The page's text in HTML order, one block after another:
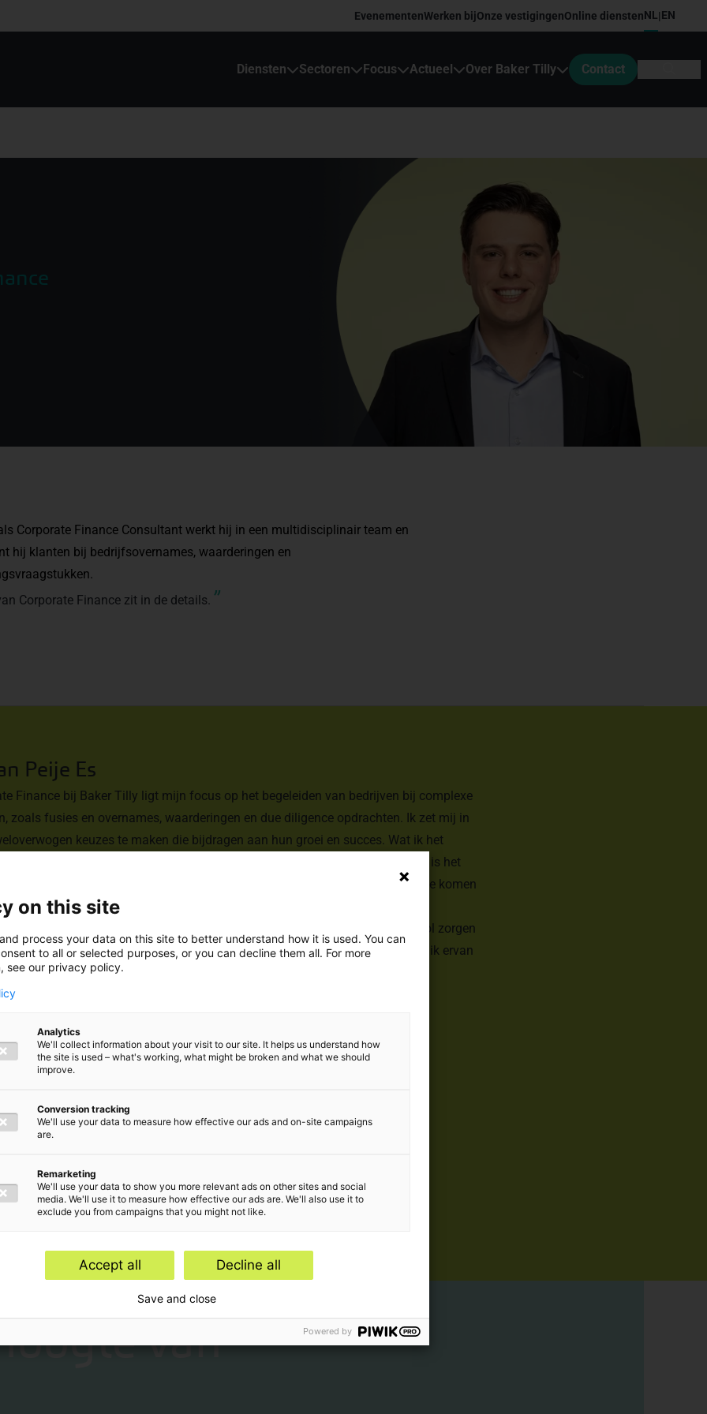
EvenementenWerken bijOnze vestigingenOnline dienstenNL|EN
Diensten Sectoren Focus Actueel Over Baker Tilly Contact
Corporate Finance Consultant werkt hij in een multidisciplinair team en
hij klanten bij bedrijfsovernames, waarderingen en
Corporate Finance zit in de details. ”
Peije Es
Finance bij Baker Tilly ligt mijn focus op het begeleiden van bedrijven bij complexe
zoals fusies en overnames, waarderingen en due diligence opdrachten. Ik zet mij in
keuzes te maken die bijdragen aan hun groei en succes. Wat ik het
is de afwisseling tussen verschillende opdrachten en klanten. Daarnaast is het
van mijn advies te zien en steeds nieuwe uitdagingen en kansen tegen te komen
verder ontwikkelen.
en breng veel tijd door met vrienden. Hardlopen en sporten in de sportschool zorgen
kan ontspannen. Ook ga ik regelmatig naar een Ajax-wedstrijd en geniet ik ervan
op een gezellig terrasje in de stad te zitten.
onder andere:
/ Baker Tilly (feb 2025 – jun 2025)
/ Baker Tilly (aug 2025 - heden)
/ Tilburg University (2019 – 2022)
(2023 - 2024)
van
on this site
process your data on this site to better understand how it is used. You can
to all or selected purposes, or you can decline them all. For more
see our privacy policy.
Analytics
We'll collect information about your visit to our site. It helps us understand how
the site is used – what's working, what might be broken and what we should
improve.
Conversion tracking
We'll use your data to measure how effective our ads and on-site campaigns
are.
Remarketing
We'll use your data to show you more relevant ads on other sites and social
media. We'll use it to measure how effective our ads are. We'll also use it to
exclude you from campaigns that you might not like.
Accept all Decline all
Save and close
Powered by